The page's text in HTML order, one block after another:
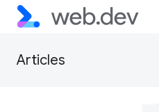
Articles